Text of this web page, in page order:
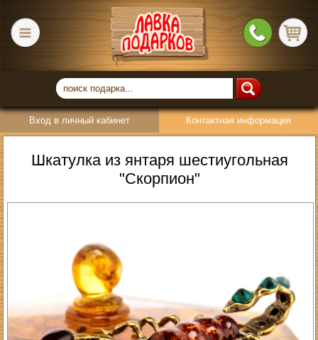
Вход в личный кабинет Контактная информация
Шкатулка из янтаря шестиугольная
"Скорпион"